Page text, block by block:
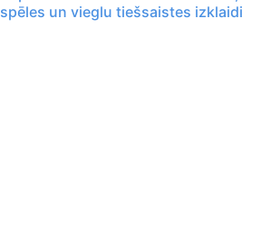
spēles un vieglu tiešsaistes izklaidi